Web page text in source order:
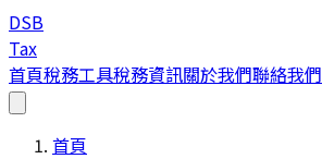
DSB
Tax
首頁稅務工具稅務資訊關於我們聯絡我們
首頁